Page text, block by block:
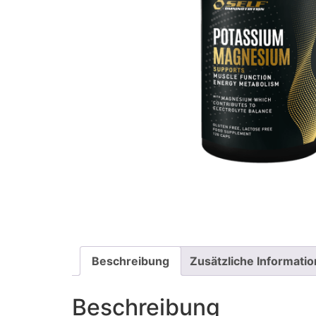
Beschreibung Zusätzliche
Beschreibung